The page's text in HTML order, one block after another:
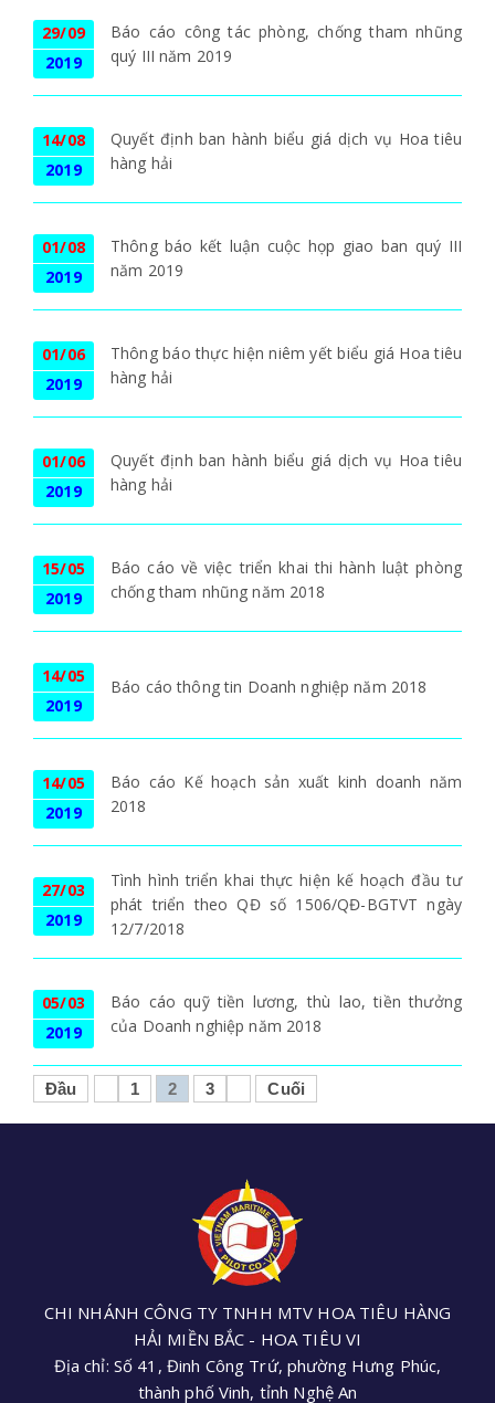
29/09
2019
Báo cáo công tác phòng, chống tham nhũng
quý III năm 2019
14/08
2019
Quyết định ban hành biểu giá dịch vụ Hoa tiêu
hàng hải
01/08
2019
Thông báo kết luận cuộc họp giao ban quý III
năm 2019
01/06
2019
Thông báo thực hiện niêm yết biểu giá Hoa tiêu
hàng hải
01/06
2019
Quyết định ban hành biểu giá dịch vụ Hoa tiêu
hàng hải
15/05
2019
Báo cáo về việc triển khai thi hành luật phòng
chống tham nhũng năm 2018
14/05
2019
Báo cáo thông tin Doanh nghiệp năm 2018
14/05
2019
Báo cáo Kế hoạch sản xuất kinh doanh năm
2018
27/03
2019
Tình hình triển khai thực hiện kế hoạch đầu tư
phát triển theo QĐ số 1506/QĐ-BGTVT ngày
12/7/2018
05/03
2019
Báo cáo quỹ tiền lương, thù lao, tiền thưởng
của Doanh nghiệp năm 2018
Đầu 1 2 3 Cuối
CHI NHÁNH CÔNG TY TNHH MTV HOA TIÊU HÀNG
HẢI MIỀN BẮC - HOA TIÊU VI
Địa chỉ: Số 41, Đinh Công Trứ, phường Hưng Phúc,
thành phố Vinh, tỉnh Nghệ An